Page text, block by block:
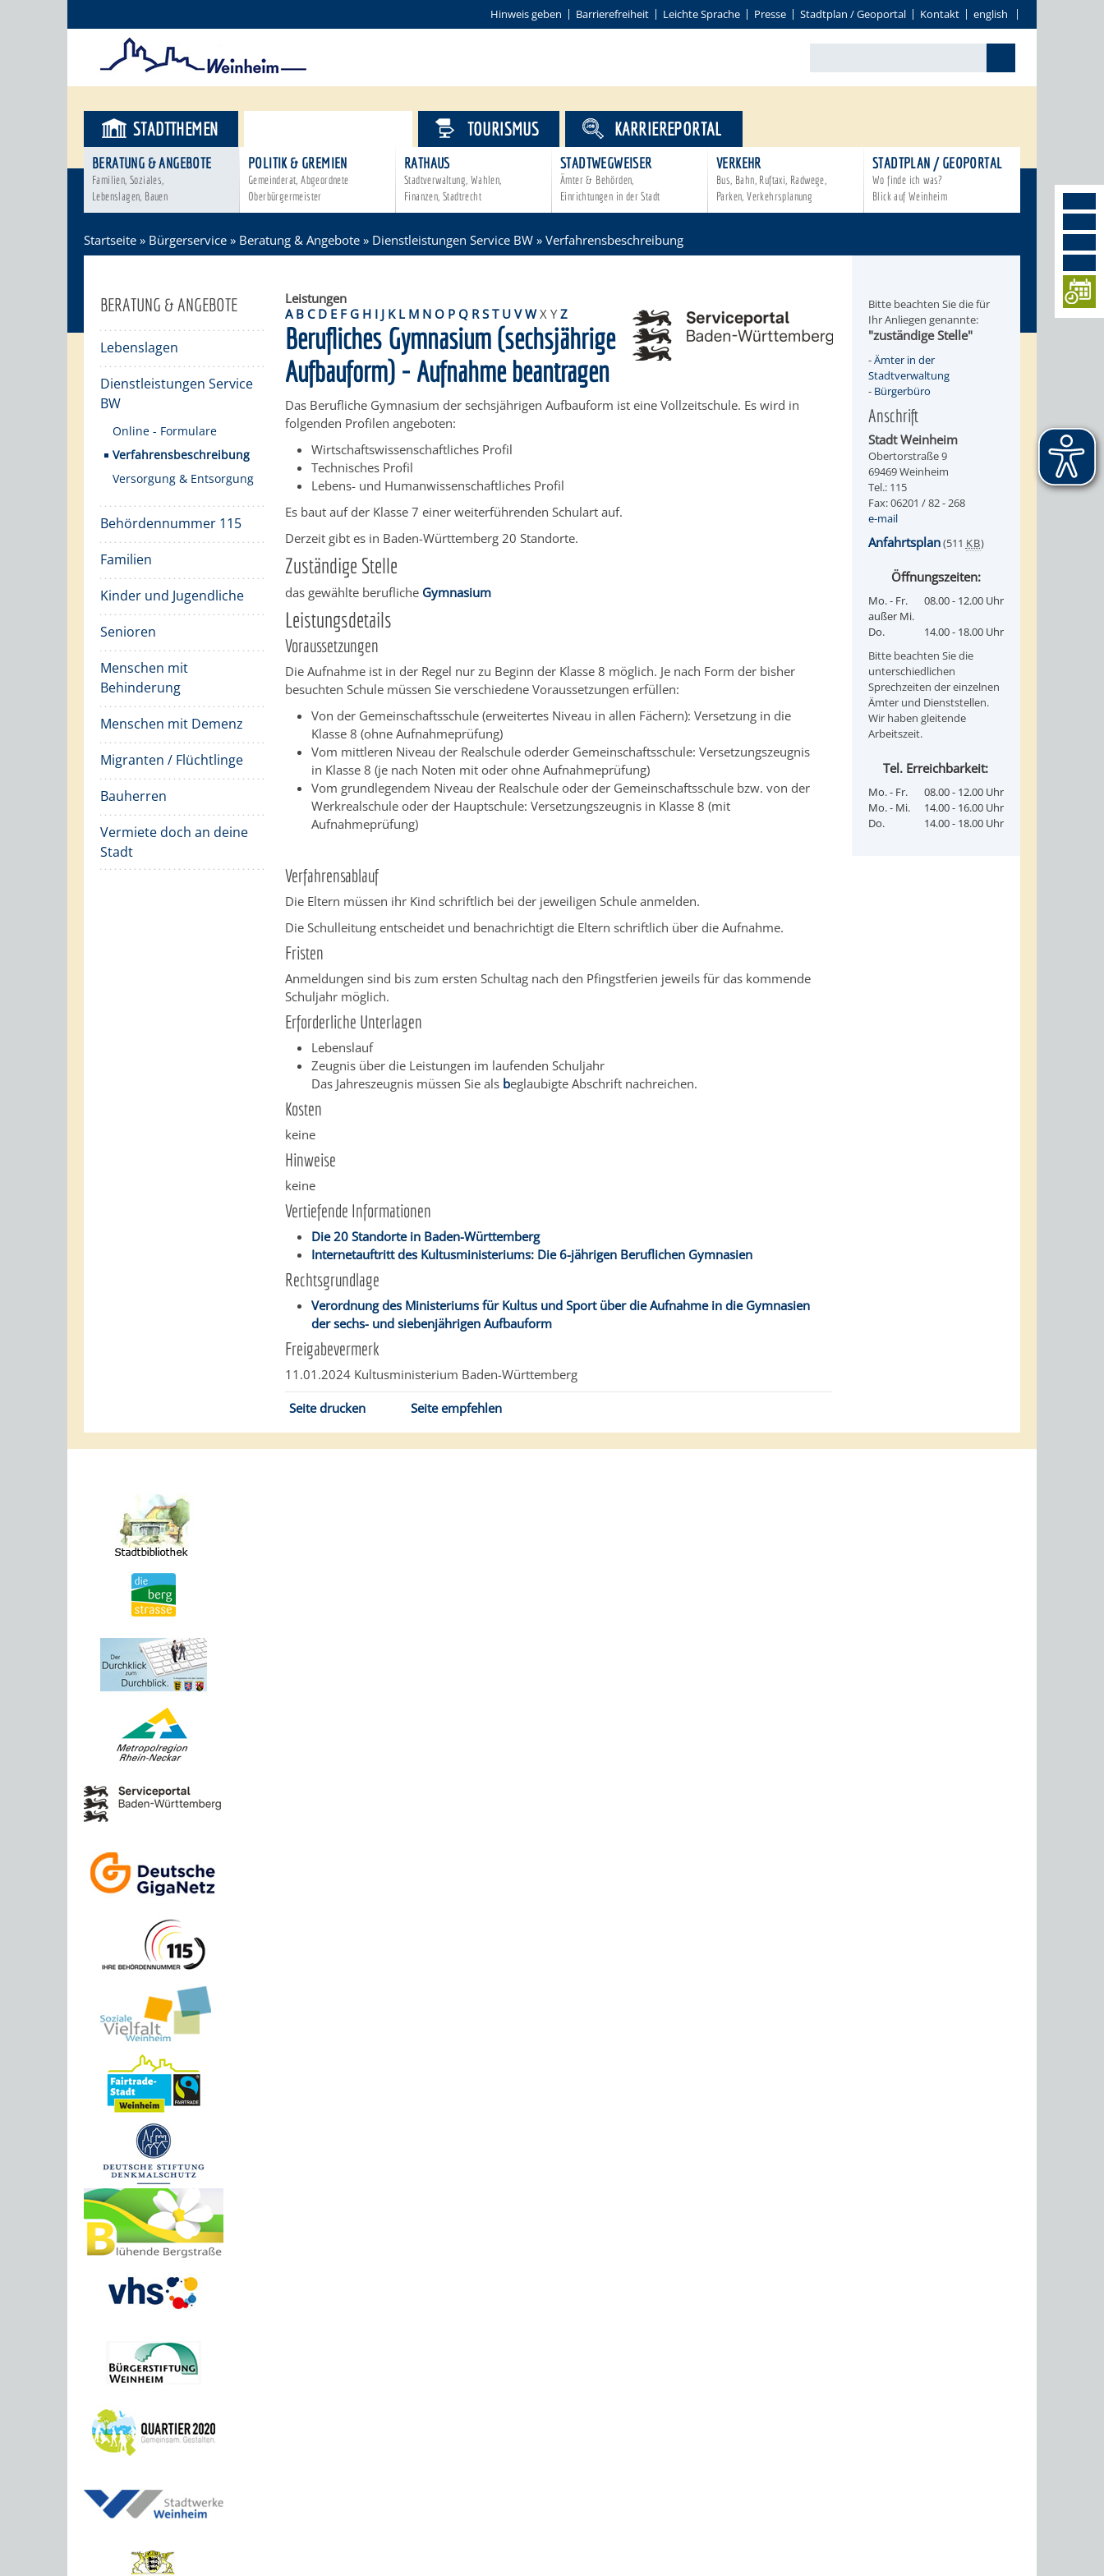
Hinweis geben Barrierefreiheit Leichte Sprache Presse Stadtplan / Geoportal Kontakt english
STADTTHEMEN
BERATUNG & ANGEBOTE
Familien, Soziales,
Lebenslagen, Bauen
POLITIK & GREMIEN
Gemeinderat, Abgeordnete
Oberbürgermeister
RATHAUS
Stadtverwaltung, Wahlen,
Finanzen, Stadtrecht
STADTWEGWEISER
Ämter & Behörden,
Einrichtungen in der Stadt
VERKEHR
Bus, Bahn, Ruftaxi, Radwege,
Parken, Verkehrsplanung
STADTPLAN / GEOPORTAL
Wo finde ich was?
Blick auf Weinheim
TOURISMUS KARRIEREPORTAL
Startseite » Bürgerservice » Beratung & Angebote » Dienstleistungen Service BW » Verfahrensbeschreibung
BERATUNG & ANGEBOTE
Lebenslagen
Dienstleistungen Service
BW
Online - Formulare
Verfahrensbeschreibung
Versorgung & Entsorgung
Behördennummer 115
Familien
Kinder und Jugendliche
Senioren
Menschen mit
Behinderung
Menschen mit Demenz
Migranten / Flüchtlinge
Bauherren
Vermiete doch an deine
Stadt
Leistungen
A B C D E F G H I J K L M N O P Q R S T U V W X Y Z
Berufliches Gymnasium (sechsjährige
Aufbauform) - Aufnahme beantragen
Das Berufliche Gymnasium der sechsjährigen Aufbauform ist eine Vollzeitschule. Es wird in
folgenden Profilen angeboten:
Wirtschaftswissenschaftliches Profil
Technisches Profil
Lebens- und Humanwissenschaftliches Profil
Es baut auf der Klasse 7 einer weiterführenden Schulart auf.
Derzeit gibt es in Baden-Württemberg 20 Standorte.
Zuständige Stelle
das gewählte berufliche Gymnasium
Leistungsdetails
Voraussetzungen
Die Aufnahme ist in der Regel nur zu Beginn der Klasse 8 möglich. Je nach Form der bisher
besuchten Schule müssen Sie verschiedene Voraussetzungen erfüllen:
Von der Gemeinschaftsschule (erweitertes Niveau in allen Fächern): Versetzung in die
Klasse 8 (ohne Aufnahmeprüfung)
Vom mittleren Niveau der Realschule oderder Gemeinschaftsschule: Versetzungszeugnis
in Klasse 8 (je nach Noten mit oder ohne Aufnahmeprüfung)
Vom grundlegendem Niveau der Realschule oder der Gemeinschaftsschule bzw. von der
Werkrealschule oder der Hauptschule: Versetzungszeugnis in Klasse 8 (mit
Aufnahmeprüfung)
Verfahrensablauf
Die Eltern müssen ihr Kind schriftlich bei der jeweiligen Schule anmelden.
Die Schulleitung entscheidet und benachrichtigt die Eltern schriftlich über die Aufnahme.
Fristen
Anmeldungen sind bis zum ersten Schultag nach den Pfingstferien jeweils für das kommende
Schuljahr möglich.
Erforderliche Unterlagen
Lebenslauf
Zeugnis über die Leistungen im laufenden Schuljahr
Das Jahreszeugnis müssen Sie als beglaubigte Abschrift nachreichen.
Kosten
keine
Hinweise
keine
Vertiefende Informationen
Die 20 Standorte in Baden-Württemberg
Internetauftritt des Kultusministeriums: Die 6-jährigen Beruflichen Gymnasien
Rechtsgrundlage
Verordnung des Ministeriums für Kultus und Sport über die Aufnahme in die Gymnasien
der sechs- und siebenjährigen Aufbauform
Freigabevermerk
11.01.2024 Kultusministerium Baden-Württemberg
Seite drucken Seite empfehlen
Bitte beachten Sie die für
Ihr Anliegen genannte:
"zuständige Stelle"
-Ämter in der
Stadtverwaltung
- Bürgerbüro
Anschrift
Stadt Weinheim
Obertorstraße 9
69469 Weinheim
Tel.: 115
Fax: 06201 / 82 - 268
e-mail
Anfahrtsplan(511 KB)
Öffnungszeiten:
Mo. - Fr.
außer Mi.
08.00 - 12.00 Uhr
Do.
14.00 - 18.00 Uhr
Bitte beachten Sie die
unterschiedlichen
Sprechzeiten der einzelnen
Ämter und Dienststellen.
Wir haben gleitende
Arbeitszeit.
Tel. Erreichbarkeit:
Mo. - Fr.
08.00 - 12.00 Uhr
Mo. - Mi.
14.00 - 16.00 Uhr
Do.
14.00 - 18.00 Uhr